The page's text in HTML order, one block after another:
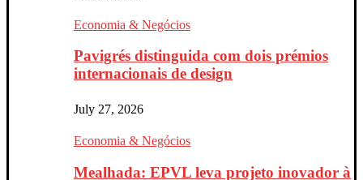
Economia & Negócios
Pavigrés distinguida com dois prémios
internacionais de design
July 27, 2026
Economia & Negócios
Mealhada: EPVL leva projeto inovador à